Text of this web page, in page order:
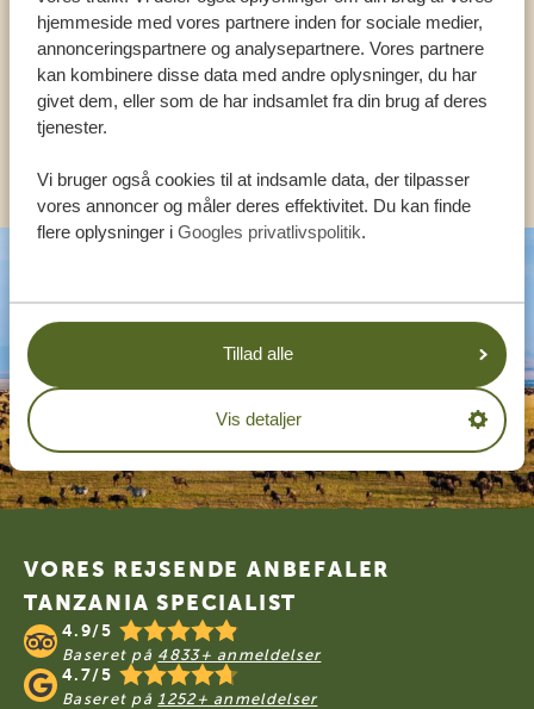
hjemmeside med vores partnere inden for sociale medier,
annonceringspartnere og analysepartnere. Vores partnere
kan kombinere disse data med andre oplysninger, du har
givet dem, eller som de har indsamlet fra din brug af deres
tjenester.
Vi bruger også cookies til at indsamle data, der tilpasser
vores annoncer og måler deres effektivitet. Du kan finde
flere oplysninger i Googles privatlivspolitik.
Tillad alle
Vis detaljer
DA:+4589878233
Footer
VORES REJSENDE ANBEFALER
TANZANIA SPECIALIST
4.9/5
Baseret på 4833+ anmeldelser
4.7/5
Baseret på 1252+ anmeldelser